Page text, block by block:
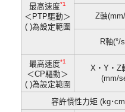
最高速度*1
＜PTP驅動＞
( )為設定範圍
Z軸
R軸(°/
最高速度*1
＜CP驅動＞
( )為設定範圍
X・Y・Z
(mm/
容許慣性力矩 (kg･cm